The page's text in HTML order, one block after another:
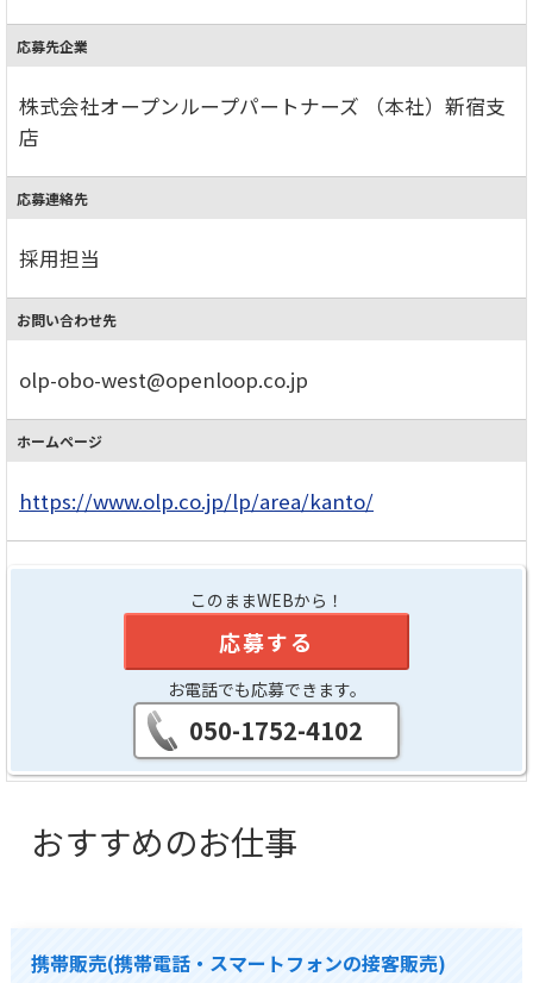
応募先企業
株式会社オープンループパートナーズ （本社）新宿支
店
応募連絡先
採用担当
お問い合わせ先
olp-obo-west@openloop.co.jp
ホームページ
https://www.olp.co.jp/lp/area/kanto/
このままWEBから！
応募する
お電話でも応募できます。
050-1752-4102
おすすめのお仕事
携帯販売(携帯電話・スマートフォンの接客販売)